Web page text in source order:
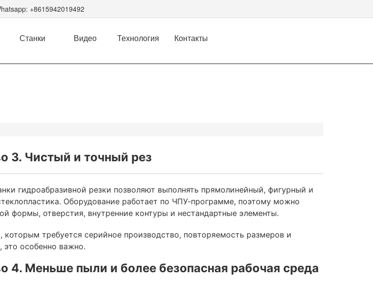
+8615942019492
Станки Видео Технология Контакты
3. Чистый и точный рез
гидроабразивной резки позволяют выполнять прямолинейный, фигурный и
Оборудование работает по ЧПУ-программе, поэтому можно
формы, отверстия, внутренние контуры и нестандартные элементы.
которым требуется серийное производство, повторяемость размеров и
это особенно важно.
4. Меньше пыли и более безопасная рабочая среда